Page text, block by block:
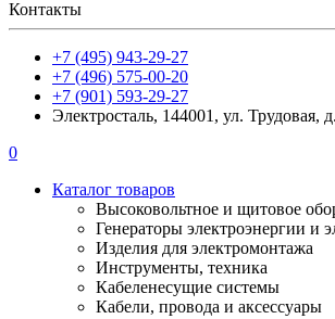
Контакты
+7 (495) 943-29-27
+7 (496) 575-00-20
+7 (901) 593-29-27
Электросталь, 144001, ул. Трудовая,
0
Каталог товаров
Высоковольтное и щитовое
Генераторы электроэнергии и
Изделия для электромонтажа
Инструменты, техника
Кабеленесущие системы
Кабели, провода и аксессуары